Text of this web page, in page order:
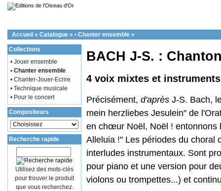
Accueil » Catalogue » • Chanter ensemble »
BACH J-S. :
4 voix mixtes et
Précisément, d'après J-S. Bach,
mein herzliebes Jesulein" de
en chœur Noël, Noël ! entonnons
Alleluia !" Les périodes du choral
interludes instrumentaux. Sont
pour piano et une version pour
violons ou trompettes...) et
Collections
• Jouer ensemble
• Chanter ensemble
• Chanter-Jouer-Ecrire
• Technique musicale
• Pour le concert
Compositeurs
Recherche rapide
Utilisez des mots-clés
pour trouver le produit
que vous recherchez.